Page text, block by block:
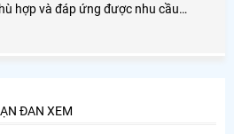
hợp và đáp ứng được nhu cầu
ĐAN XEM